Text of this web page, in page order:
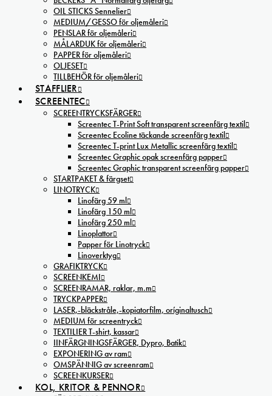
OIL STICKS Sennelier
MEDIUM/GESSO för oljemåleri
PENSLAR för oljemåleri
MÅLARDUK för oljemåleri
PAPPER för oljemåleri
OLJESET
TILLBEHÖR för oljemåleri
STAFFLIER
SCREENTEC
SCREENTRYCKSFÄRGER
Screentec T-Print Soft transparent screenfärg textil
Screentec Ecoline täckande screenfärg textil
Screentec T-print Lux Metallic screenfärg textil
Screentec Graphic opak screenfärg papper
Screentec Graphic transparent screenfärg papper
STARTPAKET & färgset
LINOTRYCK
Linofärg 59 ml
Linofärg 150 ml
Linofärg 250 ml
Linoplattor
Papper för Linotryck
Linoverktyg
GRAFIKTRYCK
SCREENKEMI
SCREENRAMAR, raklar, m.m
TRYCKPAPPER
LASER,-bläckstråle,-kopiatorfilm, oríginaltusch
MEDIUM för screentryck
TEXTILIER T-shirt, kassar
IINFÄRGNINGSFÄRGER, Dypro, Batik
EXPONERING av ram
OMSPÄNNIG av screenram
SCREENKURSER
KOL, KRITOR & PENNOR